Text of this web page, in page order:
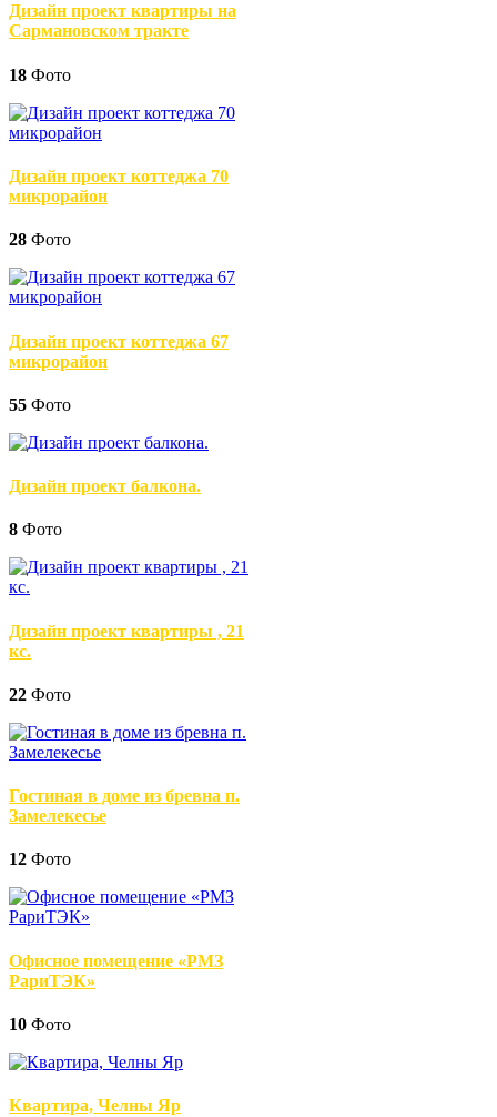
Дизайн проект квартиры на
Сармановском тракте
18 Фото
Дизайн проект коттеджа 70
микрорайон
28 Фото
Дизайн проект коттеджа 67
микрорайон
55 Фото
Дизайн проект балкона.
8 Фото
Дизайн проект квартиры , 21
кс.
22 Фото
Гостиная в доме из бревна п.
Замелекесье
12 Фото
Офисное помещение «РМЗ
РариТЭК»
10 Фото
Квартира, Челны Яр